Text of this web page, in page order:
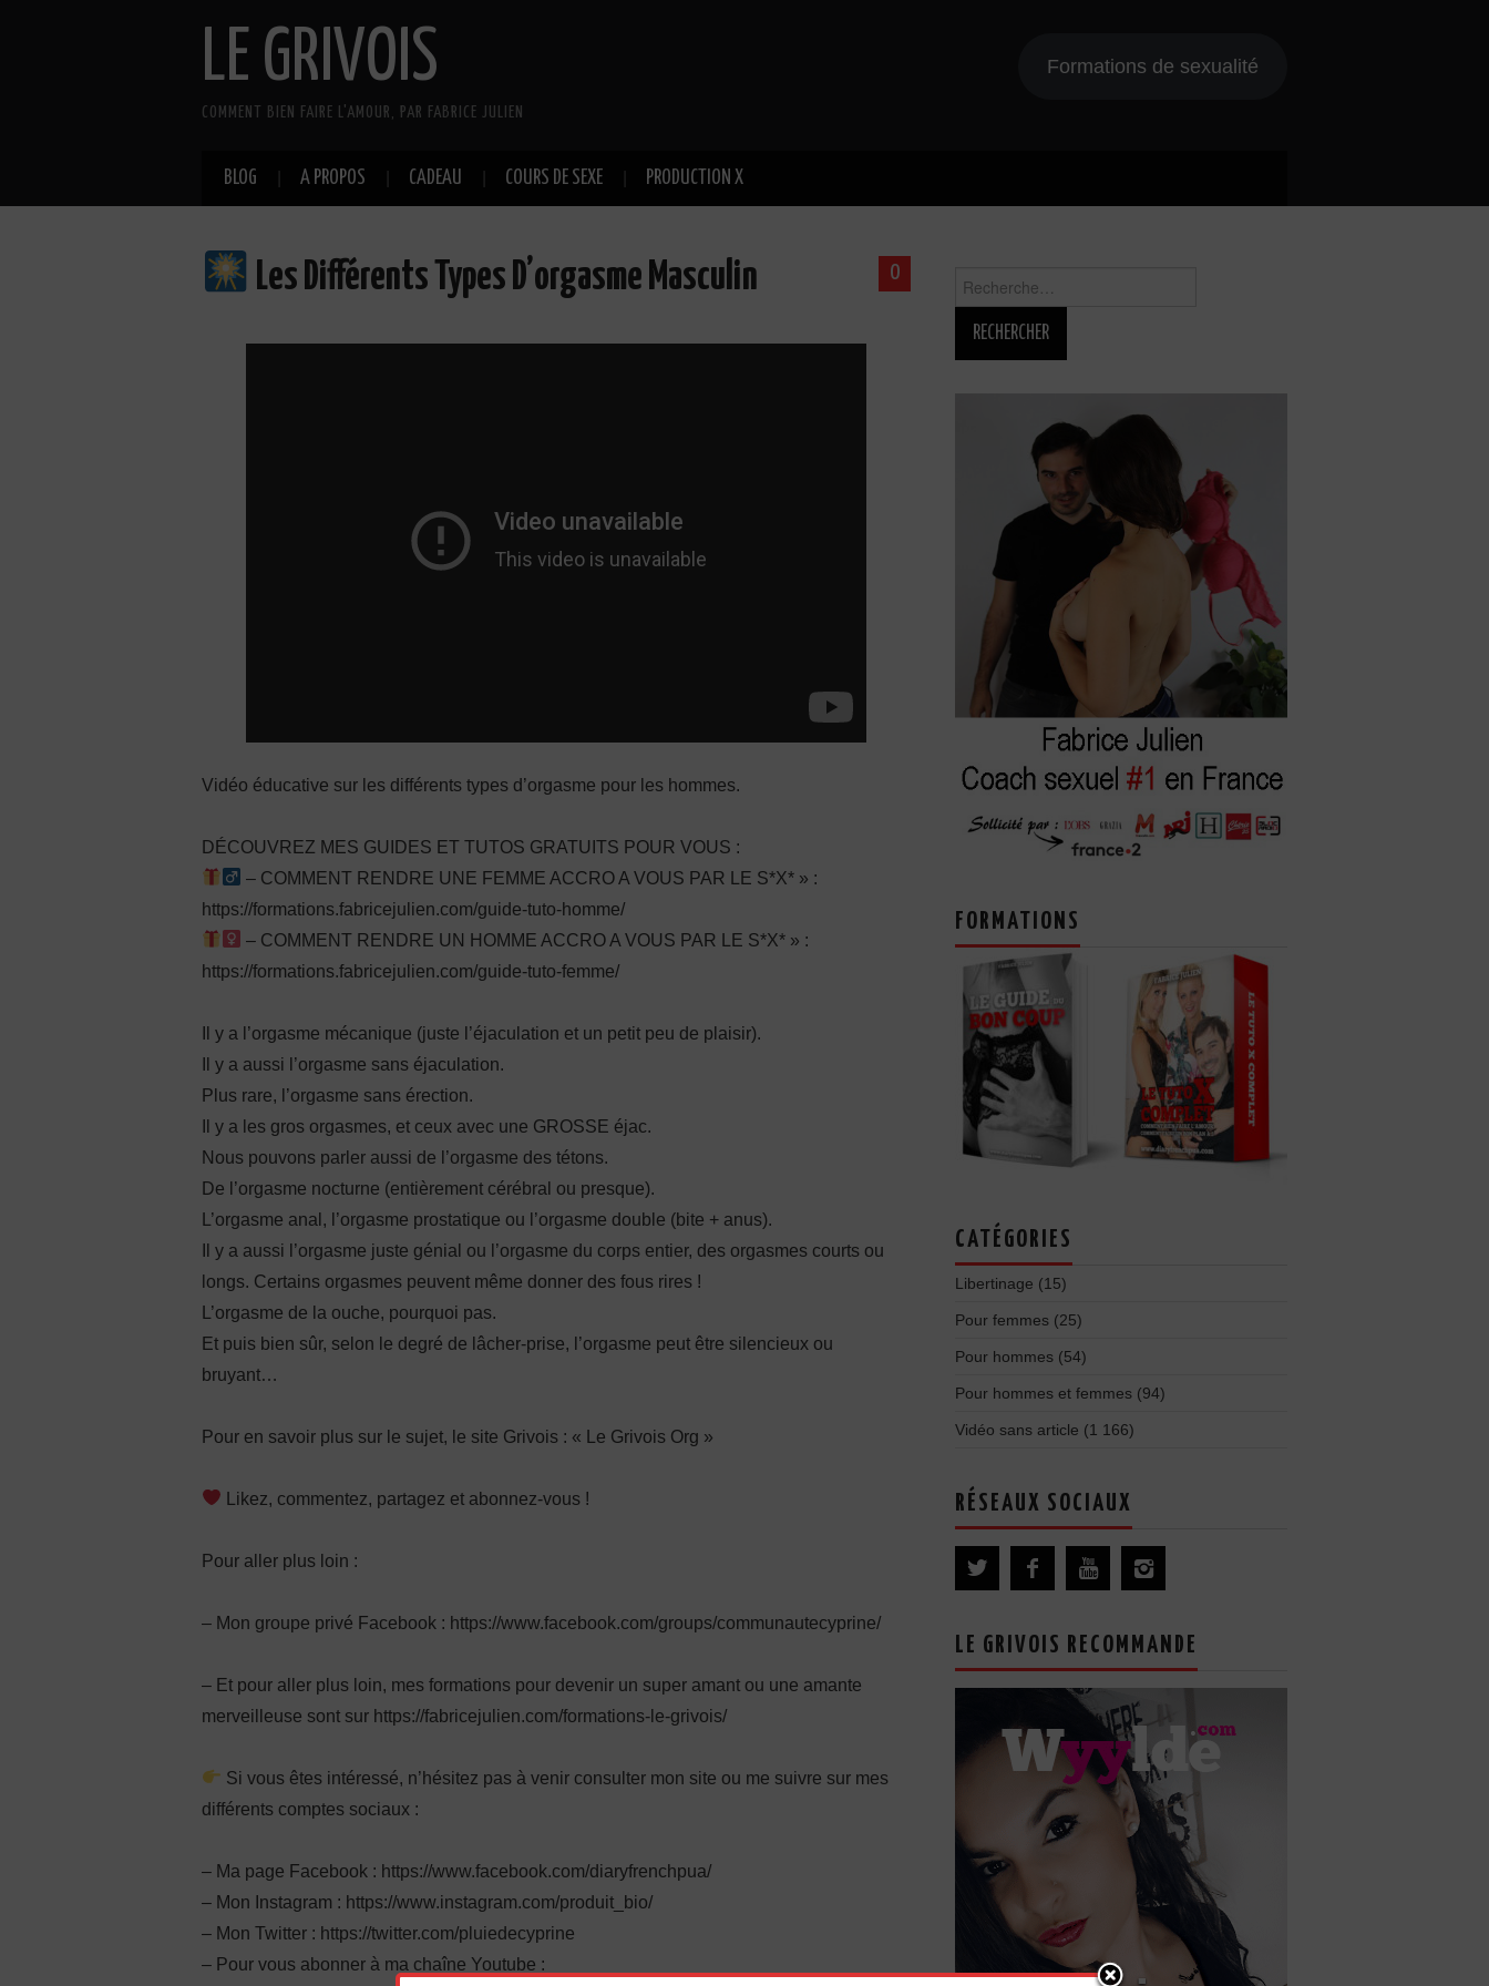
LE GRIVOIS
COMMENT BIEN FAIRE L'AMOUR, PAR FABRICE JULIEN
Formations de sexualité
BLOG A PROPOS CADEAU COURS DE SEXE PRODUCTION X
0
Les Différents Types D’orgasme Masculin
Vidéo éducative sur les différents types d’orgasme pour les hommes.
DÉCOUVREZ MES GUIDES ET TUTOS GRATUITS POUR VOUS :
– COMMENT RENDRE UNE FEMME ACCRO A VOUS PAR LE S*X* » :
https://formations.fabricejulien.com/guide-tuto-homme/
– COMMENT RENDRE UN HOMME ACCRO A VOUS PAR LE S*X* » :
https://formations.fabricejulien.com/guide-tuto-femme/
Il y a l’orgasme mécanique (juste l’éjaculation et un petit peu de plaisir).
Il y a aussi l’orgasme sans éjaculation.
Plus rare, l’orgasme sans érection.
Il y a les gros orgasmes, et ceux avec une GROSSE éjac.
Nous pouvons parler aussi de l’orgasme des tétons.
De l’orgasme nocturne (entièrement cérébral ou presque).
L’orgasme anal, l’orgasme prostatique ou l’orgasme double (bite + anus).
Il y a aussi l’orgasme juste génial ou l’orgasme du corps entier, des orgasmes courts ou
longs. Certains orgasmes peuvent même donner des fous rires !
L’orgasme de la ouche, pourquoi pas.
Et puis bien sûr, selon le degré de lâcher-prise, l’orgasme peut être silencieux ou
bruyant…
Pour en savoir plus sur le sujet, le site Grivois : « Le Grivois Org »
Likez, commentez, partagez et abonnez-vous !
Pour aller plus loin :
– Mon groupe privé Facebook : https://www.facebook.com/groups/communautecyprine/
– Et pour aller plus loin, mes formations pour devenir un super amant ou une amante
merveilleuse sont sur https://fabricejulien.com/formations-le-grivois/
Si vous êtes intéressé, n’hésitez pas à venir consulter mon site ou me suivre sur mes
différents comptes sociaux :
– Ma page Facebook : https://www.facebook.com/diaryfrenchpua/
– Mon Instagram : https://www.instagram.com/produit_bio/
– Mon Twitter : https://twitter.com/pluiedecyprine
– Pour vous abonner à ma chaîne Youtube :
FORMATIONS
CATÉGORIES
Libertinage (15)
Pour femmes (25)
Pour hommes (54)
Pour hommes et femmes (94)
Vidéo sans article (1 166)
RÉSEAUX SOCIAUX
LE GRIVOIS RECOMMANDE